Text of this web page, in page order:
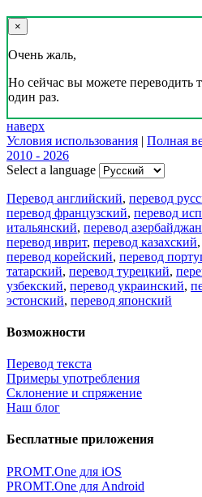
×
Очень жаль,
Но сейчас вы можете переводить
один раз.
наверх
Условия использования | Полная
2010 - 2026
Select a language
Перевод английский, перевод
перевод французский, перевод
итальянский, перевод
перевод иврит, перевод казахский,
перевод корейский, перевод
татарский, перевод турецкий,
узбекский, перевод украинский,
эстонский, перевод японский
Возможности
Перевод текста
Примеры употребления
Склонение и спряжение
Наш блог
Бесплатные приложения
PROMT.One для iOS
PROMT.One для Android